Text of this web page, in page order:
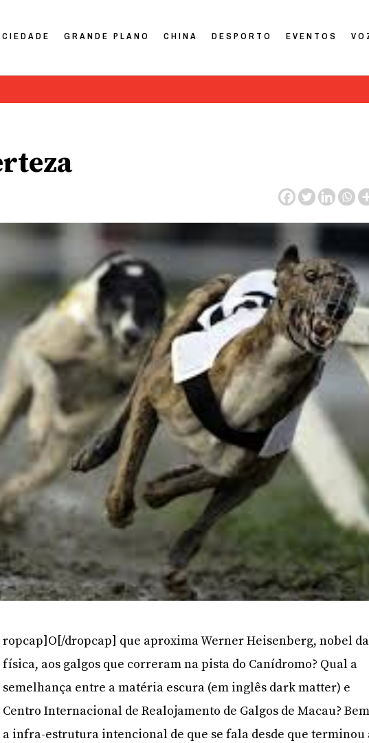
GRANDE PLANO CHINA DESPORTO EVENTOS
ropcap]O[/dropcap] que aproxima Werner Heisenberg, nobel da
física, aos galgos que correram na pista do Canídromo? Qual a
semelhança entre a matéria escura (em inglês dark matter) e
Centro Internacional de Realojamento de Galgos de Macau?
a infra-estrutura intencional de que se fala desde que terminou